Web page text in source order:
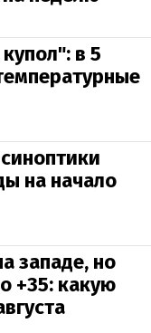
в 5
на начало
западе, но
+35: какую